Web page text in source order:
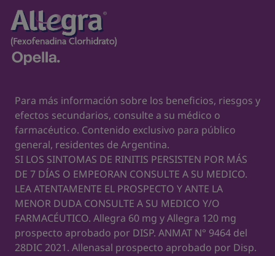
hora. Logrando el efecto de máximo 2-3 horas.
10. Potencia: Horak F, Stübner UP. Comparative
11. No produce sueño: Kawauchi H, Yanai K, Wang
D-Y, Itahashi K, Okubo K. Antihistamines for
Allergic Rhinitis Treatment from the Viewpoint of
Nonsedative Properties. International Journal of
Molecular Sciences. 2019; 20(1):213.
12. Cambios de temperatura: Graudenz et al. The
role of allergic rhinitis in nasal responses to
Para más información sobre los beneficios, riesgos y
efectos secundarios, consulte a su médico o
farmacéutico. Contenido exclusivo para público
general, residentes de Argentina.
SI LOS SINTOMAS DE RINITIS PERSISTEN POR MÁS
DE 7 DÍAS O EMPEORAN CONSULTE A SU MEDICO.
LEA ATENTAMENTE EL PROSPECTO Y ANTE LA
MENOR DUDA CONSULTE A SU MEDICO Y/O
FARMACÉUTICO. Allegra 60 mg y Allegra 120 mg
prospecto aprobado por DISP. ANMAT N° 9464 del
28DIC 2021. Allenasal prospecto aprobado por Disp.